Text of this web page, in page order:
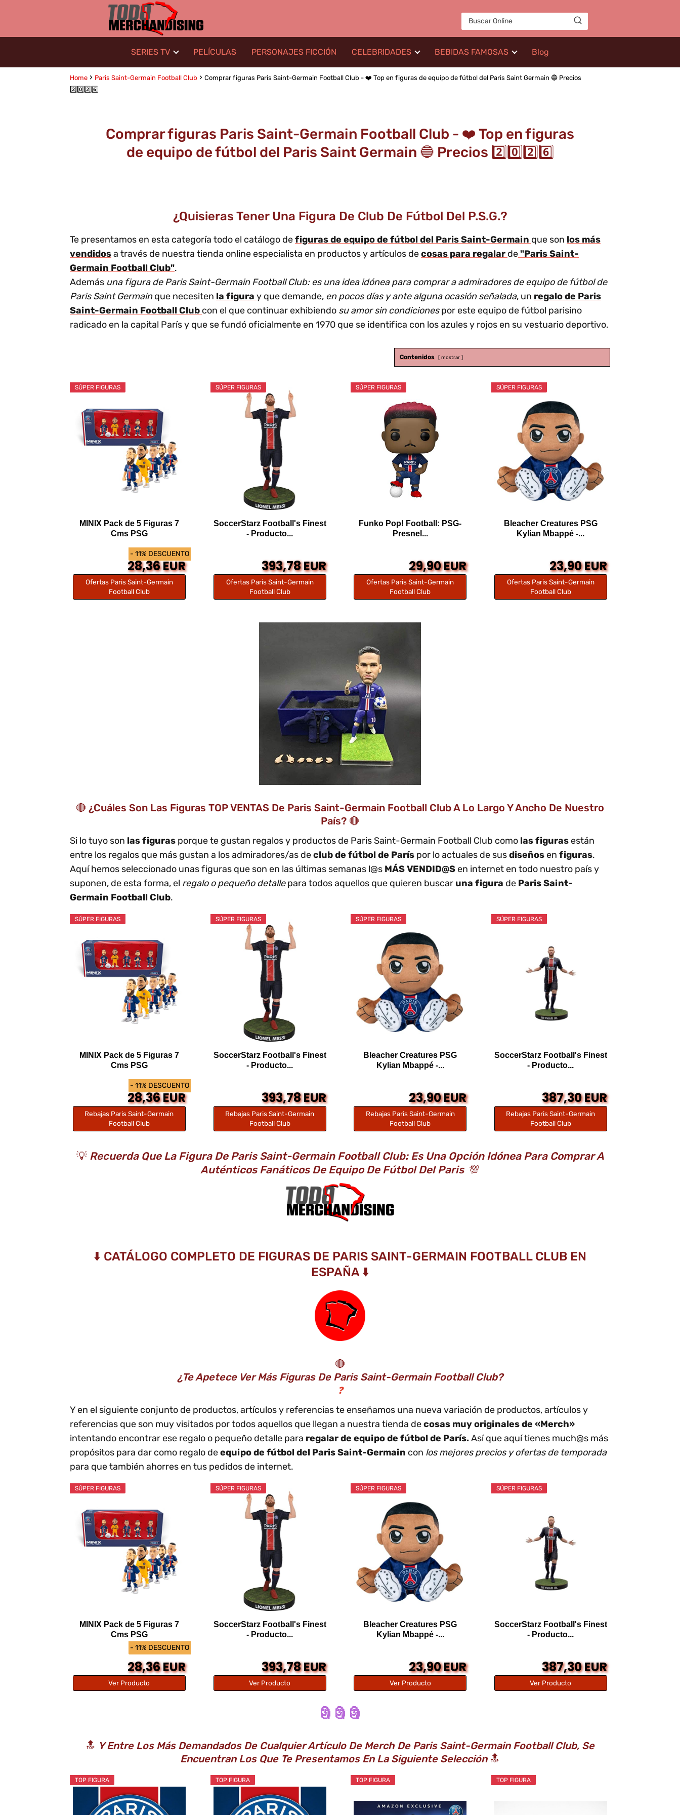
SERIES TV PELÍCULAS PERSONAJES FICCIÓN CELEBRIDADES BEBIDAS FAMOSAS Blog
Home Paris Saint-Germain Football Club
Comprar figuras Paris Saint-Germain Football Club - ❤️ Top en figuras de equipo de fútbol del Paris Saint Germain 🔵 Precios
2️⃣0️⃣2️⃣6️⃣
Comprar figuras Paris Saint-Germain Football Club - ❤️ Top en figuras
de equipo de fútbol del Paris Saint Germain 🔵 Precios 2️⃣0️⃣2️⃣6️⃣
¿Quisieras Tener Una Figura De Club De Fútbol Del P.S.G.?
Te presentamos en esta categoría todo el catálogo defiguras de equipo de fútbol del Paris Saint-Germain que son los más
vendidosa través de nuestra tienda online especialista en productos y artículos decosas para regalar de"Paris Saint-
Germain Football Club".
Además una figura de Paris Saint-Germain Football Club: es una idea idónea para comprar a admiradores de equipo de fútbol de
Paris Saint Germainque necesiten la figura y que demande, en pocos días y ante alguna ocasión señalada, un regalo de Paris
Saint-Germain Football Club con el que continuar exhibiendo su amor sin condicionespor este equipo de fútbol parisino
radicado en la capital París y que se fundó oficialmente en 1970 que se identifica con los azules y rojos en su vestuario deportivo.
Contenidos mostrar
- 11% DESCUENTO
SÚPER FIGURAS
MINIX Pack de 5 Figuras 7
Cms PSG
28,36 EUR
Ofertas Paris Saint-Germain
Football Club
SÚPER FIGURAS
SoccerStarz Football's Finest
- Producto...
393,78 EUR
Ofertas Paris Saint-Germain
Football Club
SÚPER FIGURAS
Funko Pop! Football: PSG-
Presnel...
29,90 EUR
Ofertas Paris Saint-Germain
Football Club
SÚPER FIGURAS
Bleacher Creatures PSG
Kylian Mbappé -...
23,90 EUR
Ofertas Paris Saint-Germain
Football Club
🔴 ¿Cuáles Son Las Figuras TOP VENTAS De Paris Saint-Germain Football Club A Lo Largo Y Ancho De Nuestro
País? 🔴
Si lo tuyo son las figuras porque te gustan regalos y productos de Paris Saint-Germain Football Club como las figurasestán
entre los regalos que más gustan a los admiradores/as declub de fútbol de París por lo actuales de susdiseñosen figuras.
Aquí hemos seleccionado unas figuras que son en las últimas semanas l@s MÁS VENDID@Sen internet en todo nuestro país y
suponen, de esta forma, el regalo o pequeño detallepara todos aquellos que quieren buscar una figura de Paris Saint-
Germain Football Club.
- 11% DESCUENTO
SÚPER FIGURAS
MINIX Pack de 5 Figuras 7
Cms PSG
28,36 EUR
Rebajas Paris Saint-Germain
Football Club
SÚPER FIGURAS
SoccerStarz Football's Finest
- Producto...
393,78 EUR
Rebajas Paris Saint-Germain
Football Club
SÚPER FIGURAS
Bleacher Creatures PSG
Kylian Mbappé -...
23,90 EUR
Rebajas Paris Saint-Germain
Football Club
SÚPER FIGURAS
SoccerStarz Football's Finest
- Producto...
387,30 EUR
Rebajas Paris Saint-Germain
Football Club
💡Recuerda Que La Figura De Paris Saint-Germain Football Club: Es Una Opción Idónea Para Comprar A
Auténticos Fanáticos De Equipo De Fútbol Del Paris 💯
⬇️ CATÁLOGO COMPLETO DE FIGURAS DE PARIS SAINT-GERMAIN FOOTBALL CLUB EN
ESPAÑA ⬇️
🔴
¿Te Apetece Ver Más Figuras De Paris Saint-Germain Football Club?
❓
Y en el siguiente conjunto de productos, artículos y referencias te enseñamos una nueva variación de productos, artículos y
referencias que son muy visitados por todos aquellos que llegan a nuestra tienda decosas muy originales de «Merch»
intentando encontrar ese regalo o pequeño detalle para regalar de equipo de fútbol de París.Así que aquí tienes much@s más
propósitos para dar como regalo deequipo de fútbol del Paris Saint-Germain con los mejores precios y ofertas de temporada
para que también ahorres en tus pedidos de internet.
- 11% DESCUENTO
SÚPER FIGURAS
MINIX Pack de 5 Figuras 7
Cms PSG
28,36 EUR
Ver Producto
SÚPER FIGURAS
SoccerStarz Football's Finest
- Producto...
393,78 EUR
Ver Producto
SÚPER FIGURAS
Bleacher Creatures PSG
Kylian Mbappé -...
23,90 EUR
Ver Producto
SÚPER FIGURAS
SoccerStarz Football's Finest
- Producto...
387,30 EUR
Ver Producto
🗿 🗿 🗿
🔝 Y Entre Los Más Demandados De Cualquier Artículo De Merch De Paris Saint-Germain Football Club, Se
Encuentran Los Que Te Presentamos En La Siguiente Selección🔝
TOP FIGURA TOP FIGURA TOP FIGURA TOP FIGURA